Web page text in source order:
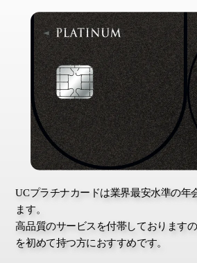
ZENNA nosh
（三重・東紀州探訪）
UCプラチナカードは業界最安水準の年
ます。
高品質のサービスを付帯しております
を初めて持つ方におすすめです。